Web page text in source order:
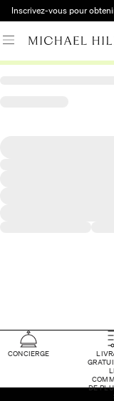
Inscrivez-vous pour
CONCIERGE
DE